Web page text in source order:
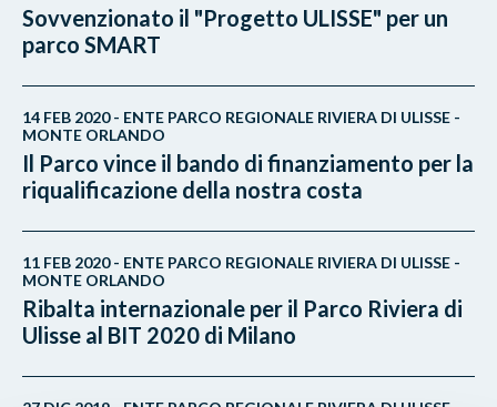
Sovvenzionato il "Progetto ULISSE" per un
parco SMART
14 FEB 2020 - ENTE PARCO REGIONALE RIVIERA DI ULISSE -
MONTE ORLANDO
Il Parco vince il bando di finanziamento per la
riqualificazione della nostra costa
11 FEB 2020 - ENTE PARCO REGIONALE RIVIERA DI ULISSE -
MONTE ORLANDO
Ribalta internazionale per il Parco Riviera di
Ulisse al BIT 2020 di Milano